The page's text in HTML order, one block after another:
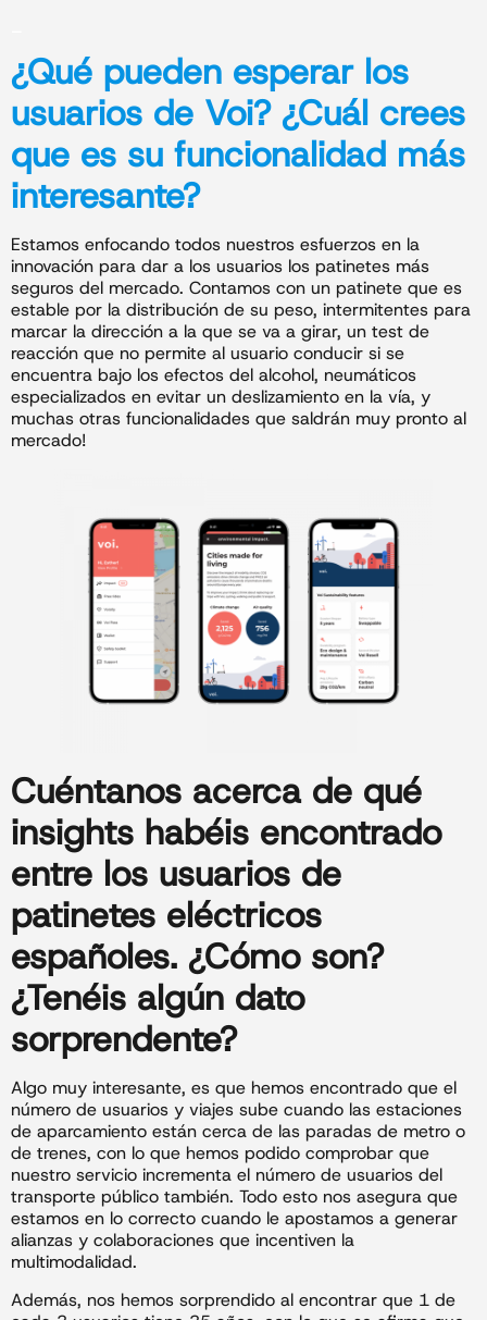
¿Qué pueden esperar los
usuarios de Voi? ¿Cuál crees
que es su funcionalidad más
interesante?
Estamos enfocando todos nuestros esfuerzos en la
innovación para dar a los usuarios los patinetes más
seguros del mercado. Contamos con un patinete que es
estable por la distribución de su peso, intermitentes para
marcar la dirección a la que se va a girar, un test de
reacción que no permite al usuario conducir si se
encuentra bajo los efectos del alcohol, neumáticos
especializados en evitar un deslizamiento en la vía, y
muchas otras funcionalidades que saldrán muy pronto al
mercado!
Cuéntanos acerca de qué
insights habéis encontrado
entre los usuarios de
patinetes eléctricos
españoles. ¿Cómo son?
¿Tenéis algún dato
sorprendente?
Algo muy interesante, es que hemos encontrado que el
número de usuarios y viajes sube cuando las estaciones
de aparcamiento están cerca de las paradas de metro o
de trenes, con lo que hemos podido comprobar que
nuestro servicio incrementa el número de usuarios del
transporte público también. Todo esto nos asegura que
estamos en lo correcto cuando le apostamos a generar
alianzas y colaboraciones que incentiven la
multimodalidad.
Además, nos hemos sorprendido al encontrar que 1 de